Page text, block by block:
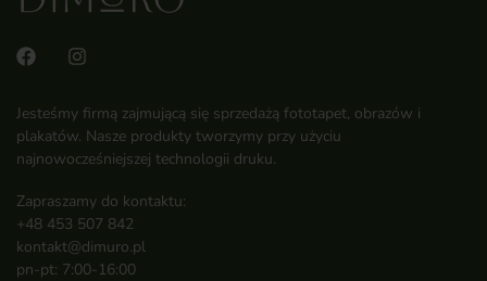
Jesteśmy firmą zajmującą się sprzedażą fototapet, obrazów i
plakatów. Nasze produkty tworzymy przy użyciu
najnowocześniejszej technologii druku.
Zapraszamy do kontaktu:
+48 453 507 842
kontakt@dimuro.pl
pn-pt: 7:00-16:00